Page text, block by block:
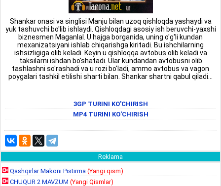
Shankar onasi va singlisi Manju bilan uzoq qishloqda yashaydi va
yuk tashuvchi bo'lib ishlaydi. Qishloqdagi asosiy ish beruvchi-yaxshi
biznesmen Maganlal. U hajga borganida, uning o'g'li kundan
mexanizatsiyani ishlab chiqarishga kiritadi. Bu ishchilarning
ishsizligiga olib keladi. Keyin u qishloqqa avtobus olib keladi va
taksilarni ishdan bo'shatadi. Ular kundandan avtobusni olib
tashlashni so'rashadi va u rozi bo'ladi, ammo avtobus va vagon
poygalari tashkil etilishi sharti bilan. Shankar shartni qabul qiladi...
3GP TURINI KO'CHIRISH
MP4 TURINI KO'CHIRISH
Reklama
Qashqirlar Makoni Pistirma (Yangi qism)
CHUQUR 2 MAVZUM (Yangi Qismlar)